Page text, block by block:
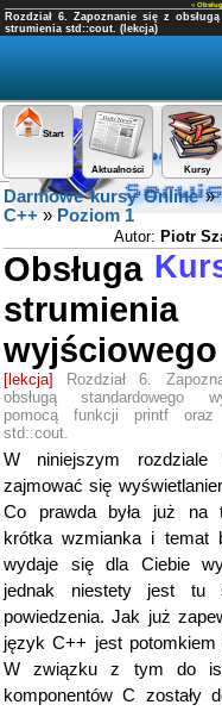
«
Rozdział 6. Zapoznanie się z
strumienia std::cout. (lekcja)
Start
Aktualności Kursy
Darmowe kursy Online»
C++ » Poziom 1
Autor: Piotr
Obsługa
strumienia
wyjściowego
[lekcja]
Rozdział 6.
obsługą standardowego
pomocą funkcji printf oraz
std::cout.
W niniejszym rozdziale
zajmować się
Co prawda była już na
krótka wzmianka i temat
wydaje się dla Ciebie
jednak niestety jest tu
powiedzenia. Jak już
język C++ jest
W związku z tym do
komponentów C zostały